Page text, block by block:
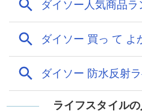
ライフスタイル